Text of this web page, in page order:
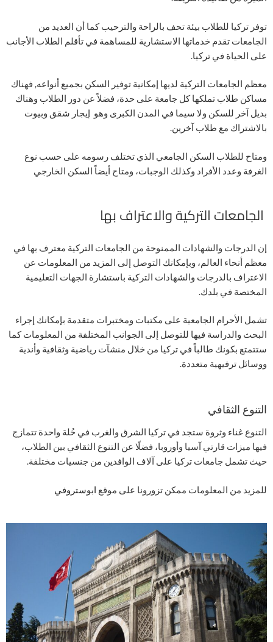
توفر تركيا للطلاب بيئة تحف بالراحة والترحيب كما أن العديد من
الجامعات تقدم خدماتها الاستشارية للمساهمة في تأقلم الطلاب الأجانب
على الحياة في تركيا.
معظم الجامعات التركية لديها إمكانية توفير السكن بجميع أنواعه, فهناك
مساكن طلاب تملكها كل جامعة على حدة، فضلاً عن دور الطلاب وهناك
بديل آخر للسكن ولا سيما في المدن الكبرى وهو إيجار شقق وبيوت
بالاشتراك مع طلاب آخرين.
ومتاح للطلاب السكن الجامعي الذي تختلف رسومه على حسب نوع
الغرفة وعدد الأفراد وكذلك الوجبات، ومتاح أيضاً السكن الخارجي
إن الدرجات والشهادات الممنوحة من الجامعات التركية معترف بها في
معظم أنحاء العالم، وبإمكانك التوصل إلى المزيد من المعلومات عن
الاعتراف بالدرجات والشهادات التركية باستشارة الجهات التعليمية
المختصة في بلدك.
تشمل الأحرام الجامعية على مكتبات ومختبرات متقدمة بإمكانك إجراء
البحث والدراسة فيها للتوصل إلى الجوانب المختلفة من المعلومات كما
ستتمتع بكونك طالباً في تركيا من خلال منشآت رياضية وثقافية وأندية
ووسائل ترفيهية متعددة.
التنوع الثقافي
التنوع غناء وثروة ستجد في تركيا الشرق والغرب في حُلة واحدة تتمازج
فيها ميزات قارتي آسيا وأوروبا، فضلًا عن التنوع الثقافي بين الطلاب،
حيث تشمل جامعات تركيا على آلاف الوافدين من جنسيات مختلفة.
للمزيد من المعلومات ممكن تزورونا على موقع ابوستروفي